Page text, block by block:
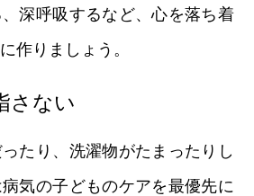
深呼吸するなど、心を落ち着
作りましょう。
さない
たり、洗濯物がたまったりし
気の子どものケアを最優先に